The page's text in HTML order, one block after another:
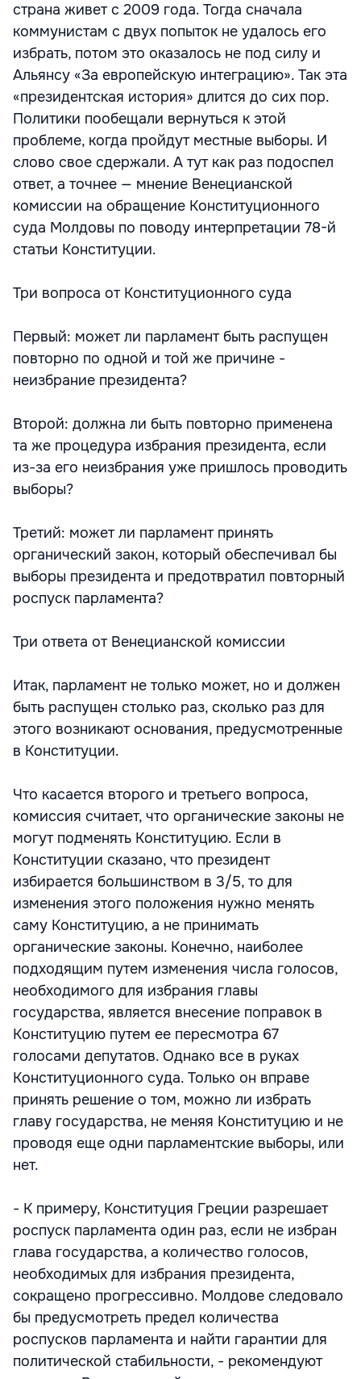
страна живет с 2009 года. Тогда сначала
коммунистам с двух попыток не удалось его
избрать, потом это оказалось не под силу и
Альянсу «За европейскую интеграцию». Так эта
«президентская история» длится до сих пор.
Политики пообещали вернуться к этой
проблеме, когда пройдут местные выборы. И
слово свое сдержали. А тут как раз подоспел
ответ, а точнее — мнение Венецианской
комиссии на обращение Конституционного
суда Молдовы по поводу интерпретации 78-й
статьи Конституции.
Три вопроса от Конституционного суда
Первый: может ли парламент быть распущен
повторно по одной и той же причине -
неизбрание президента?
Второй: должна ли быть повторно применена
та же процедура избрания президента, если
из-за его неизбрания уже пришлось проводить
выборы?
Третий: может ли парламент принять
органический закон, который обеспечивал бы
выборы президента и предотвратил повторный
роспуск парламента?
Три ответа от Венецианской комиссии
Итак, парламент не только может, но и должен
быть распущен столько раз, сколько раз для
этого возникают основания, предусмотренные
в Конституции.
Что касается второго и третьего вопроса,
комиссия считает, что органические законы не
могут подменять Конституцию. Если в
Конституции сказано, что президент
избирается большинством в 3/5, то для
изменения этого положения нужно менять
саму Конституцию, а не принимать
органические законы. Конечно, наиболее
подходящим путем изменения числа голосов,
необходимого для избрания главы
государства, является внесение поправок в
Конституцию путем ее пересмотра 67
голосами депутатов. Однако все в руках
Конституционного суда. Только он вправе
принять решение о том, можно ли избрать
главу государства, не меняя Конституцию и не
проводя еще одни парламентские выборы, или
нет.
- К примеру, Конституция Греции разрешает
роспуск парламента один раз, если не избран
глава государства, а количество голосов,
необходимых для избрания президента,
сокращено прогрессивно. Молдове следовало
бы предусмотреть предел количества
роспусков парламента и найти гарантии для
политической стабильности, - рекомендуют